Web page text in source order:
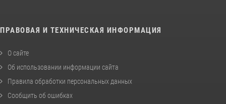
ПРАВОВАЯ И ТЕХНИЧЕСКАЯ ИНФОРМАЦИЯ
О сайте
Об использовании информации сайта
Правила обработки персональных данных
Сообщить об ошибках